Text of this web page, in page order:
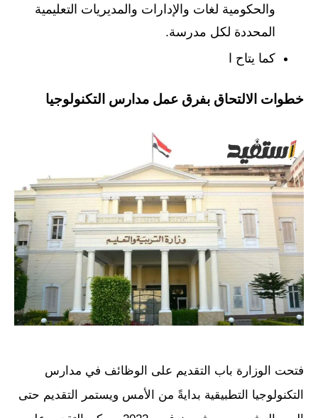
والحكومية لغات والإدارات والمديريات التعليمية
المحددة لكل مدرسة.
كما يتاح ا
خطوات الالتحاق بفرق عمل مدارس التكنولوجيا
فتحت الوزارة باب التقديم على الوظائف في مدارس
التكنولوجيا التطبيقية بدايةً من الأمس ويستمر التقديم حتى